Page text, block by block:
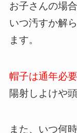
お子さんの場
いつ汚すか解
ます。
帽子は通年必要
陽射しよけや
また、いつ何